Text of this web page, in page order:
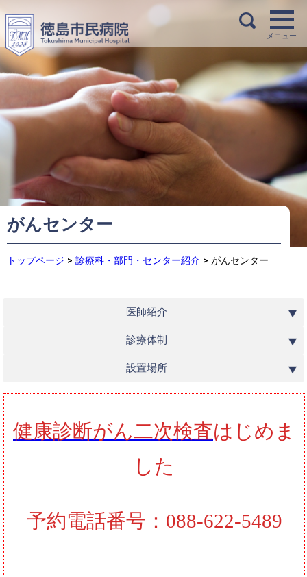
がんセンター
トップページ > 診療科・部門・センター紹介 > がんセンター
医師紹介
診療体制
設置場所
健康診断がん二次検査はじめま
した
予約電話番号：088-622-5489